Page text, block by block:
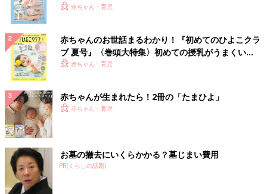
いっぱい！
赤ちゃん・育児
赤ちゃんのお世話まるわかり！『初めてのひよこクラ
ブ 夏号』〈巻頭大特集〉初めての授乳がうまくい
く！ おっぱい・ミルクの基本と夏のトラブル 解決テ
赤ちゃん・育児
赤ちゃんが生まれたら！2冊の「たまひよ」
赤ちゃん・育児
お墓の撤去にいくらかかる？墓じまい費用
PR(くらしの話題)